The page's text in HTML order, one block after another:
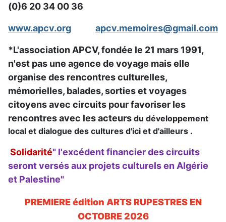
(0)6 20 34 00 36
www.apcv.org apcv.memoires@gmail.com
*L'association APCV, fondée le 21 mars 1991,
n'est pas une agence de voyage mais elle
organise des rencontres culturelles,
mémorielles, balades, sorties et voyages
citoyens avec circuits pour favoriser les
rencontresavec les acteurs du développement
local et dialogue des cultures d'ici et d'ailleurs .
Solidarité" l'excédent financier des circuits
seront versés aux projets culturels en Algérie
et Palestine"
PREMIERE édition ARTS RUPESTRES EN
OCTOBRE 2026